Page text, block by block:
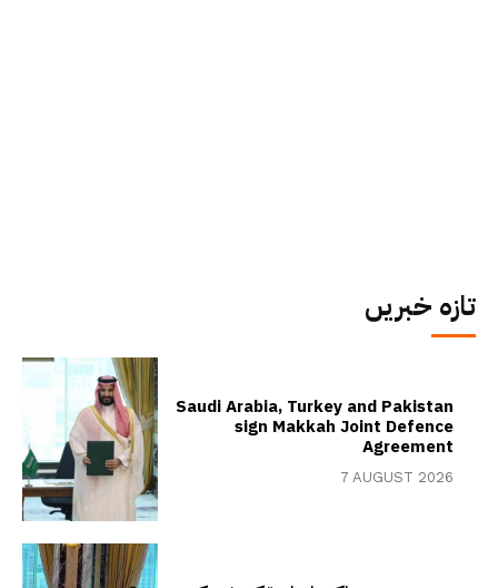
تازہ خبریں
Saudi Arabia, Turkey and Pakistan
sign Makkah Joint Defence
Agreement
7 AUGUST 2026